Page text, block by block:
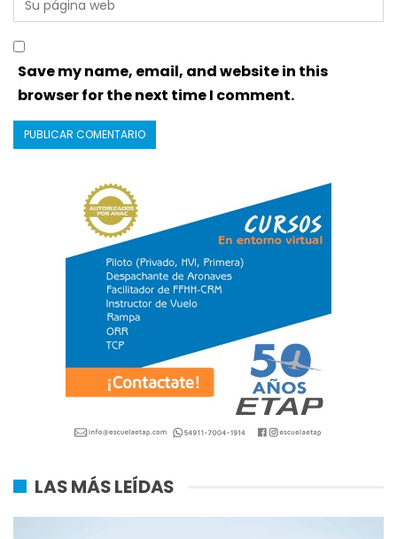
Save my name, email, and website in this
browser for the next time I comment.
LAS MÁS LEÍDAS